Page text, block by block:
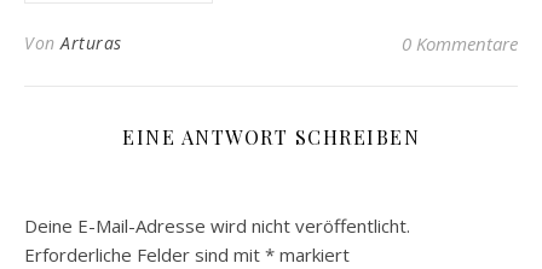
VonArturas 0 Kommentare
EINE ANTWORT SCHREIBEN
Deine E-Mail-Adresse wird nicht veröffentlicht.
Erforderliche Felder sind mit * markiert